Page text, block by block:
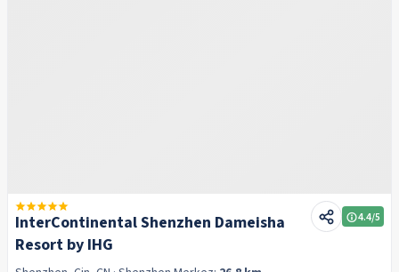
InterContinental Shenzhen Dameisha
Resort by IHG
4.4/5